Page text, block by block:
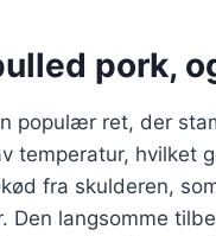
pork,
populær ret, der
temperatur, hvilket
fra skulderen,
Den langsomme